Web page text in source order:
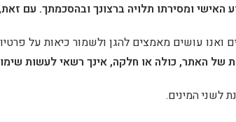
האישי ומסירתו תלויה ברצונך ובהסכמתך. עם
ואנו עושים מאמצים להגן ולשמור כיאות על
של האתר, כולה או חלקה, אינך רשאי לעשות
לשני המינים.